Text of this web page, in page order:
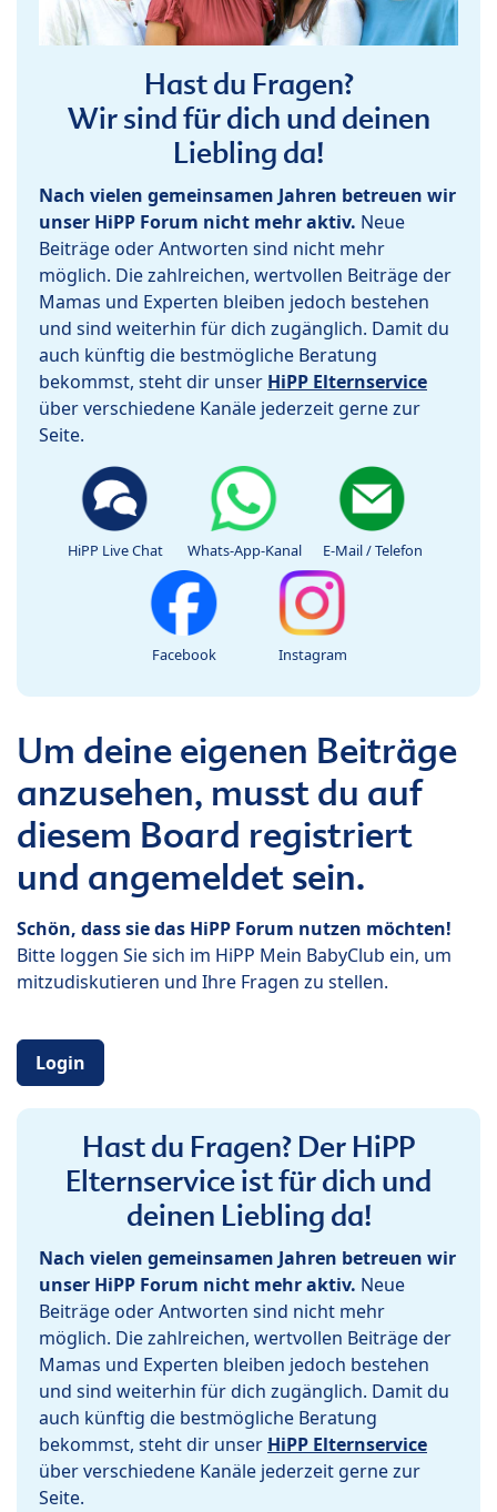
Hast du Fragen?
Wir sind für dich und deinen
Liebling da!
Nach vielen gemeinsamen Jahren betreuen wir
unser HiPP Forum nicht mehr aktiv. Neue
Beiträge oder Antworten sind nicht mehr
möglich. Die zahlreichen, wertvollen Beiträge der
Mamas und Experten bleiben jedoch bestehen
und sind weiterhin für dich zugänglich. Damit du
auch künftig die bestmögliche Beratung
bekommst, steht dir unser HiPP Elternservice
über verschiedene Kanäle jederzeit gerne zur
Seite.
HiPP Live Chat Whats-App-Kanal E-Mail / Telefon
Facebook Instagram
Um deine eigenen Beiträge
anzusehen, musst du auf
diesem Board registriert
und angemeldet sein.
Schön, dass sie das HiPP Forum nutzen möchten!
Bitte loggen Sie sich im HiPP Mein BabyClub ein, um
mitzudiskutieren und Ihre Fragen zu stellen.
Login
Hast du Fragen? Der HiPP
Elternservice ist für dich und
deinen Liebling da!
Nach vielen gemeinsamen Jahren betreuen wir
unser HiPP Forum nicht mehr aktiv. Neue
Beiträge oder Antworten sind nicht mehr
möglich. Die zahlreichen, wertvollen Beiträge der
Mamas und Experten bleiben jedoch bestehen
und sind weiterhin für dich zugänglich. Damit du
auch künftig die bestmögliche Beratung
bekommst, steht dir unser HiPP Elternservice
über verschiedene Kanäle jederzeit gerne zur
Seite.